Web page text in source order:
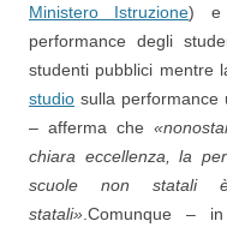
Ministero Istruzione)
performance degli
studenti pubblici mentre
studio sulla performance
– afferma che
chiara eccellenza, la
scuole non statali
statali» Comunque –